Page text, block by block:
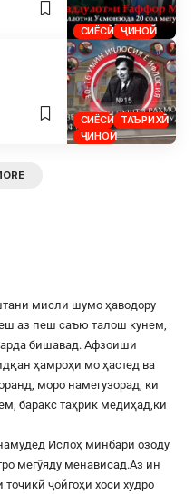
СИЁСӢ ҶИНОӢ
СИЁСӢ
ТАЪРИХӢ
ҶИНОӢ
мисли шумо ҳаводору
аз пеш саъю талош кунем,
бишавад. Афзоиши
ҳамроҳи мо ҳастед ва
моро намегузорад, ки
баракс таҳрик медиҳад,ки
Ислоҳ минбари озоду
мегӯяду менависад.Аз ин
ҷойгоҳи хоси худро